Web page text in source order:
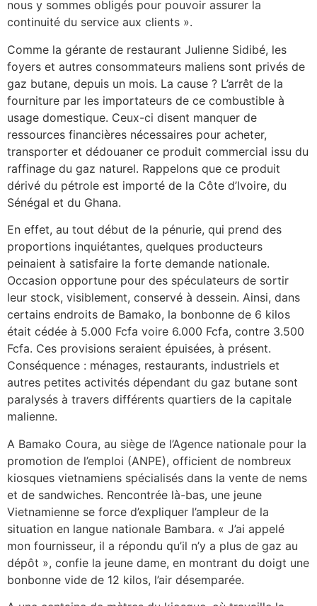
nous y sommes obligés pour pouvoir assurer la
continuité du service aux clients ».
Comme la gérante de restaurant Julienne Sidibé, les
foyers et autres consommateurs maliens sont privés de
gaz butane, depuis un mois. La cause ? L’arrêt de la
fourniture par les importateurs de ce combustible à
usage domestique. Ceux-ci disent manquer de
ressources financières nécessaires pour acheter,
transporter et dédouaner ce produit commercial issu du
raffinage du gaz naturel. Rappelons que ce produit
dérivé du pétrole est importé de la Côte d’Ivoire, du
Sénégal et du Ghana.
En effet, au tout début de la pénurie, qui prend des
proportions inquiétantes, quelques producteurs
peinaient à satisfaire la forte demande nationale.
Occasion opportune pour des spéculateurs de sortir
leur stock, visiblement, conservé à dessein. Ainsi, dans
certains endroits de Bamako, la bonbonne de 6 kilos
était cédée à 5.000 Fcfa voire 6.000 Fcfa, contre 3.500
Fcfa. Ces provisions seraient épuisées, à présent.
Conséquence : ménages, restaurants, industriels et
autres petites activités dépendant du gaz butane sont
paralysés à travers différents quartiers de la capitale
malienne.
A Bamako Coura, au siège de l’Agence nationale pour la
promotion de l’emploi (ANPE), officient de nombreux
kiosques vietnamiens spécialisés dans la vente de nems
et de sandwiches. Rencontrée là-bas, une jeune
Vietnamienne se force d’expliquer l’ampleur de la
situation en langue nationale Bambara. « J’ai appelé
mon fournisseur, il a répondu qu’il n’y a plus de gaz au
dépôt », confie la jeune dame, en montrant du doigt une
bonbonne vide de 12 kilos, l’air désemparée.